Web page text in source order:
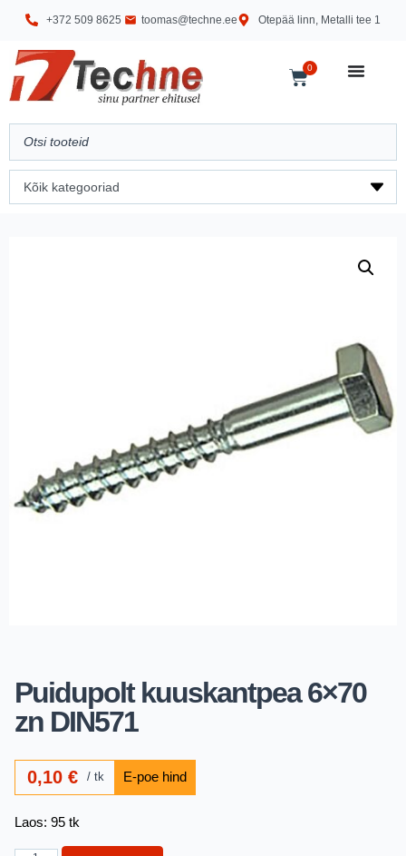
+372 509 8625 toomas@techne.ee Otepää linn, Metalli tee 1
0
Puidupolt kuuskantpea 6×70
zn DIN571
0,10€ tk
Laos: 95 tk